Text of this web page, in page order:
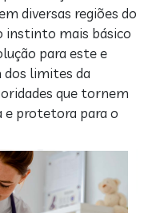
diversas regiões do
instinto mais básico
para este e
dos limites da
que tornem
e protetora para o